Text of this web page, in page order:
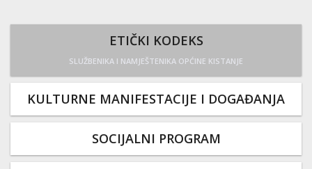
ETIČKI KODEKS
SLUŽBENIKA I NAMJEŠTENIKA OPĆINE KISTANJE
KULTURNE MANIFESTACIJE I DOGAĐANJA
SOCIJALNI PROGRAM